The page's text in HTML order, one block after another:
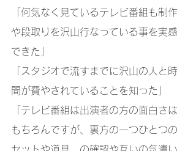
「何気なく見ているテレビ番組も制作
や段取りを沢山行なっている事を実感
できた」
「スタジオで流すまでに沢山の人と時
間が費やされていることを知った」
「テレビ番組は出演者の方の面白さは
もちろんですが、裏方の一つひとつの